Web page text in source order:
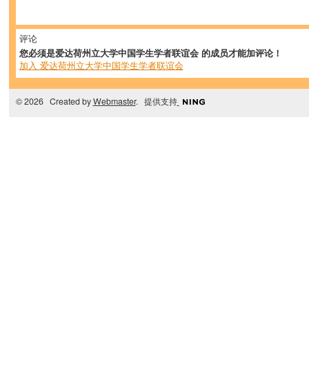
评论
您必须是爱达荷州立大学中国学生学者联谊会 的成员才能加评论！
加入 爱达荷州立大学中国学生学者联谊会
© 2026 Created byWebmaster. 提供支持